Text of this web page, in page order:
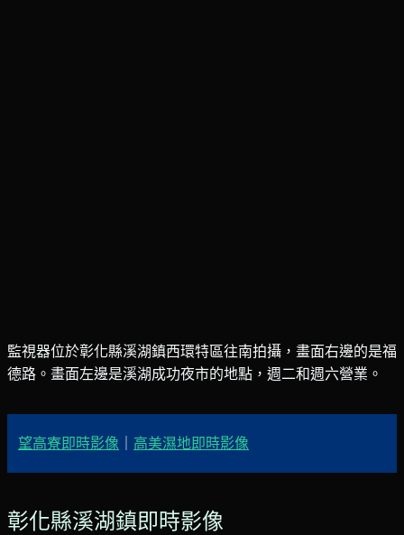
監視器位於彰化縣溪湖鎮西環特區往南拍攝，畫面右邊的是福
德路。畫面左邊是溪湖成功夜市的地點，週二和週六營業。
望高寮即時影像 高美濕地即時影像
彰化縣溪湖鎮即時影像